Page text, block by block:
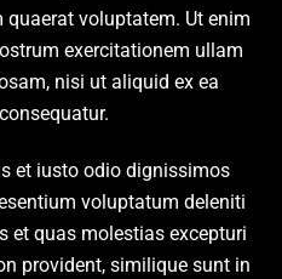
voluptatem. Ut enim
exercitationem ullam
nisi ut aliquid ex ea
et iusto odio dignissimos
voluptatum deleniti
et quas molestias excepturi
provident, similique sunt in